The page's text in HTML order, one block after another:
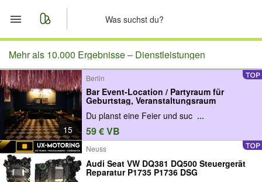
Start
Merkliste
Nachrichten
Anzeige aufgeben
Mehr als 10.000 Ergebnisse – Dienstleistungen
15
Berlin
Bar Event-Location / Partyraum für
Geburtstag, Veranstaltungsraum
​​Du planst eine Feier und suc ...
59 € VB
Neuss
Audi Seat VW DQ381 DQ500 Steuergerät
Reparatur P1735 P1736 DSG